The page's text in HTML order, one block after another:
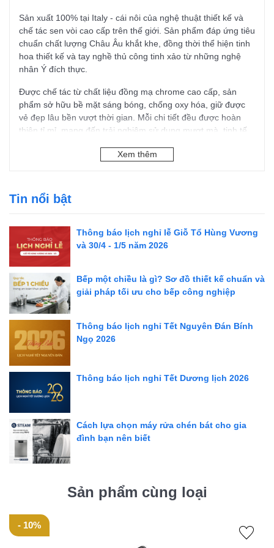
Sản xuất 100% tại Italy - cái nôi của nghệ thuật thiết kế và
chế tác sen vòi cao cấp trên thế giới. Sản phẩm đáp ứng tiêu
chuẩn chất lượng Châu Âu khắt khe, đồng thời thể hiện tinh
hoa thiết kế và tay nghề thủ công tinh xảo từ những nghệ
nhân Ý đích thực.
Được chế tác từ chất liệu đồng mạ chrome cao cấp, sản
phẩm sở hữu bề mặt sáng bóng, chống oxy hóa, giữ được
vẻ đẹp lâu bền vượt thời gian. Mỗi chi tiết đều được hoàn
thiện tỉ mỉ, mang đến trải nghiệm sử dụng mượt mà, tinh tế.
gian phòng tắm, từ nhà ở hiện đại đến biệt thự cao cấp hay
khách sạn sang trọng.
Thông tin sản phẩm
Tên sản phẩm: Bộ sen sàn độc lập cho bồn tắm I Crolla
Bộ sưu tập: Liberty
Kiểu loại: Bộ sen sàn độc lập
Chất liệu: Đồng mạ chrome
Xuất xứ: Italy
Bảo hành: 24 tháng
Đặc điểm nổi bật
Thiết kế sang trọng, hiện đại theo phong cách Châu Âu
Chất liệu đồng mạ chrome bền bỉ, sáng bóng, dễ dàng
vệ sinh
Tia phun êm, nhẹ và chống ồn, tiết kiệm nước
Dễ dàng lắp đặt
Mã sản phẩm: 824CR
Xem thêm
Tin nổi bật
Thông báo lịch nghỉ lễ Giỗ Tổ Hùng Vương
và 30/4 - 1/5 năm 2026
Bếp một chiều là gì? Sơ đồ thiết kế chuẩn và
giải pháp tối ưu cho bếp công nghiệp
Thông báo lịch nghỉ Tết Nguyên Đán Bính
Ngọ 2026
Thông báo lịch nghỉ Tết Dương lịch 2026
Cách lựa chọn máy rửa chén bát cho gia
đình bạn nên biết
Sản phẩm cùng loại
- 10%